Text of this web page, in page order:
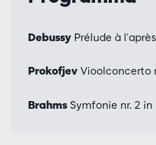
Debussy Prélude à
Prokofjev Vioolconcerto
Brahms Symfonie nr. 2 in